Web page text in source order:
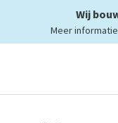
Wij
Meer